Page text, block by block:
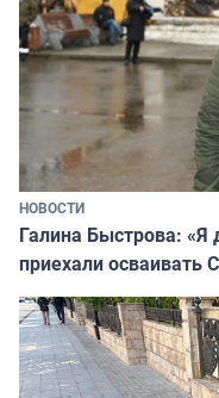
НОВОСТИ
Галина Быстрова: «Я
приехали осваивать